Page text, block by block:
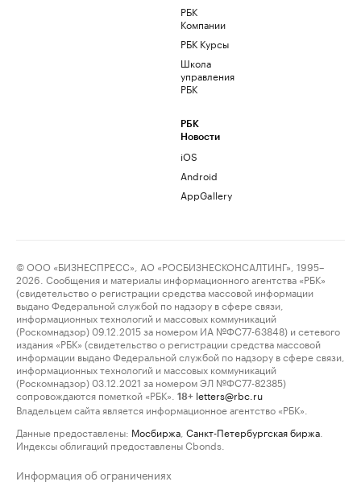
РБК
Компании
РБК Курсы
Школа
управления
РБК
РБК
Новости
iOS
Android
AppGallery
© ООО «БИЗНЕСПРЕСС», АО «РОСБИЗНЕСКОНСАЛТИНГ», 1995–
2026. Сообщения и материалы информационного агентства «РБК»
(свидетельство о регистрации средства массовой информации
выдано Федеральной службой по надзору в сфере связи,
информационных технологий и массовых коммуникаций
(Роскомнадзор) 09.12.2015 за номером ИА №ФС77-63848) и сетевого
издания «РБК» (свидетельство о регистрации средства массовой
информации выдано Федеральной службой по надзору в сфере связи,
информационных технологий и массовых коммуникаций
(Роскомнадзор) 03.12.2021 за номером ЭЛ №ФС77-82385)
сопровождаются пометкой «РБК».
18+ letters@rbc.ru
Владельцем сайта является информационное агентство «РБК».
Данные предоставлены: Мосбиржа Санкт-Петербургская биржа
Индексы облигаций предоставлены Cbonds.
Информация об ограничениях